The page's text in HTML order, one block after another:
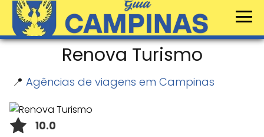
Renova Turismo
📍 Agências de viagens em Campinas
10.0